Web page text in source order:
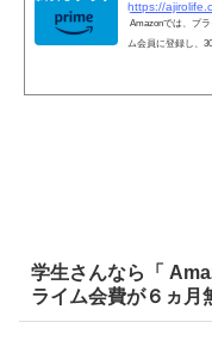
Amazonでは、プ
ム会員に登録し、
学生さんなら「
ライム会費が６ヵ月